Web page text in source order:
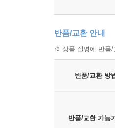
반품/교환 안내
※ 상품 설명에 반품/
반품/교환 방법
반품/교환 가능